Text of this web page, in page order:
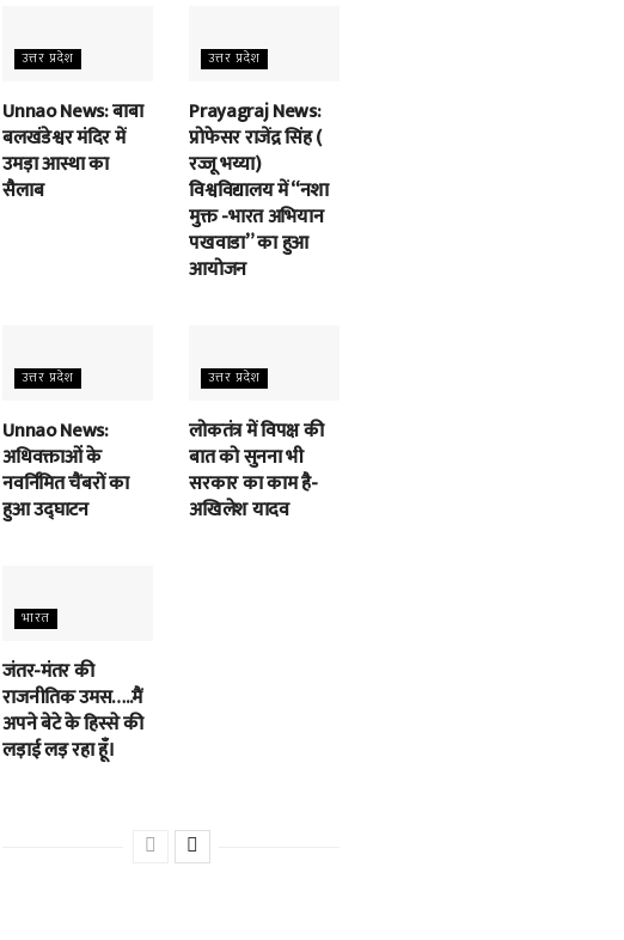
उत्तर प्रदेश
Unnao News: बाबा
बलखंडेश्वर मंदिर में
उमड़ा आस्था का
सैलाब
उत्तर प्रदेश
Prayagraj News:
प्रोफेसर राजेंद्र सिंह (
रज्जू भय्या)
विश्वविद्यालय में “नशा
मुक्त -भारत अभियान
पखवाडा” का हुआ
आयोजन
उत्तर प्रदेश
Unnao News:
अधिवक्ताओं के
नवर्निमित चैंबरों का
हुआ उद्घाटन
उत्तर प्रदेश
लोकतंत्र में विपक्ष की
बात को सुनना भी
सरकार का काम है-
अखिलेश यादव
भारत
जंतर-मंतर की
राजनीतिक उमस…..मैं
अपने बेटे के हिस्से की
लड़ाई लड़ रहा हूँ।